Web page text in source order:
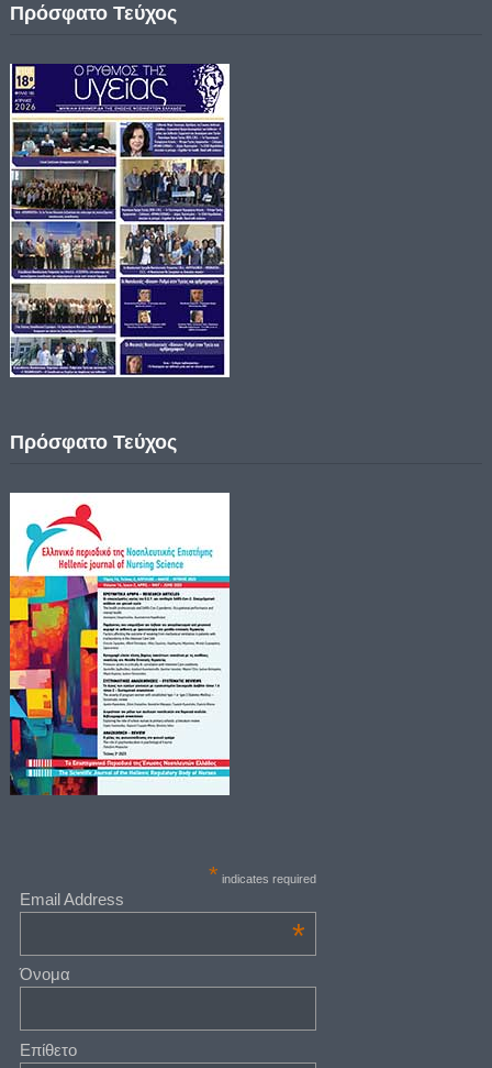
Πρόσφατο Τεύχος
Πρόσφατο Τεύχος
* indicates required
Email Address
*
Όνομα
Επίθετο